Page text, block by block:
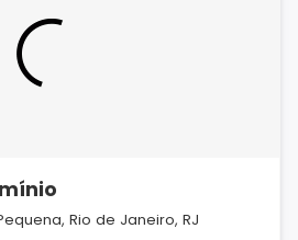
Rio de Janeiro, RJ